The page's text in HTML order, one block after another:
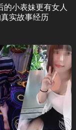
的小表妹更有女人
实故事经历